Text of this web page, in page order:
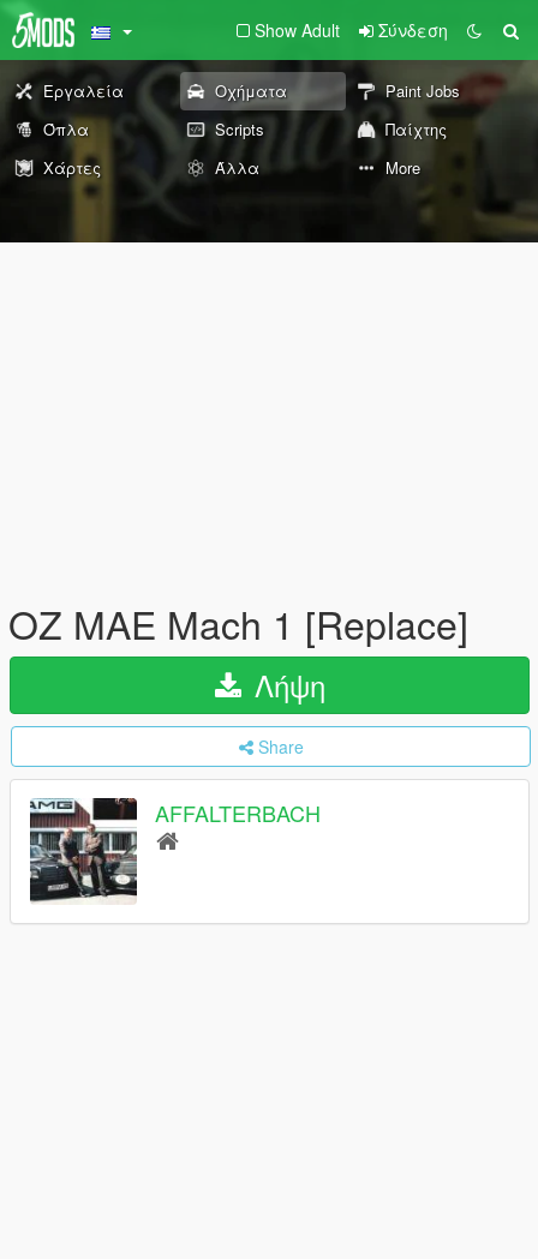
Show Adult Σύνδεση
Εργαλεία Οχήματα
Paint Jobs
Όπλα
Scripts
Παίχτης
Χάρτες
Άλλα More
OZ MAE Mach 1 [Replace]
Λήψη
Share
AFFALTERBACH